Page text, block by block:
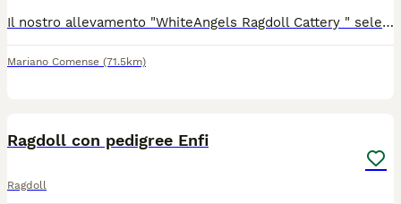
Il nostro allevamento "WhiteAngels Ragdoll Cattery " seleziona gatti di Razza Ragdoll da oltre 26 anni.I nostri Ragdoll vivono solo ed esclusivamente in casa ed a stretto contatto con l' uomo.Tutti i nostri riproduttori sono testati per le malattie e patologie tipiche della razza Tutti i nostri gatti e quindi i cuccioli sono registrati in Fiaf sotto l' egida del WCF. I nostri gatti hanno pedigree Fiaf riconosciuto a livello ministeriale. Non alleviamo per quantità ma per qualità. Tutti i cuccioli al momento della consegna vengono ceduti: vaccinati,con test sulle feci eseguito,microchippati e con le copie dei test dei genitori entrambi esenti e garantiti per le principali malattie e patologie tipiche della razza. Il 5 marzo 2026 il nostro Ragdoll chocolate point mitted:"LittleBlessings Clark Kent of WhiteAngels " e la nostra Ragdoll blue tabby point mitted "Silmarilions Belthil " hanno avuto 4 gattine,di cui rimangono disponibili: - WhiteAngels Tosca,splendida cucciola blue tabby point mitted,cedibile sia come cucciola da riproduzione che come " SHOW-NEUTER",ovvero come gattina dal potenziale espositivo ma da far sterilizzare una volta divenuta adulta; WhiteAngels Tabita: rara cucciola chocolate tabby point mitted anch' essa cedibile come cucciola da riproduzione oppure come"SHOW-NEUTER ",ovvero come gattina dal potenziale espositivo ma da far sterilizzare una volta divenuta adulta.
Mariano Comense (71.5km)
Ragdoll con pedigree Enfi
Ragdoll